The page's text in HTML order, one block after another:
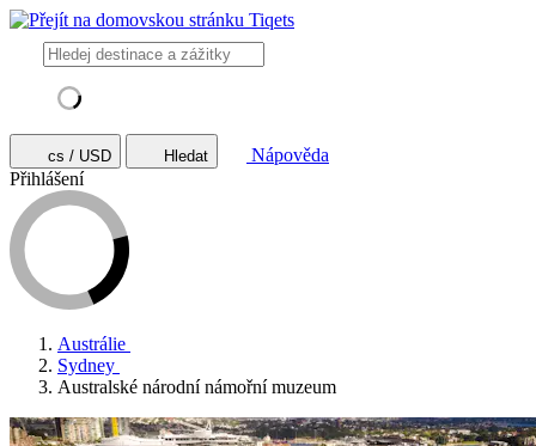
cs / USD Hledat
Nápověda
Přihlášení
Austrálie
Sydney
Australské národní námořní muzeum